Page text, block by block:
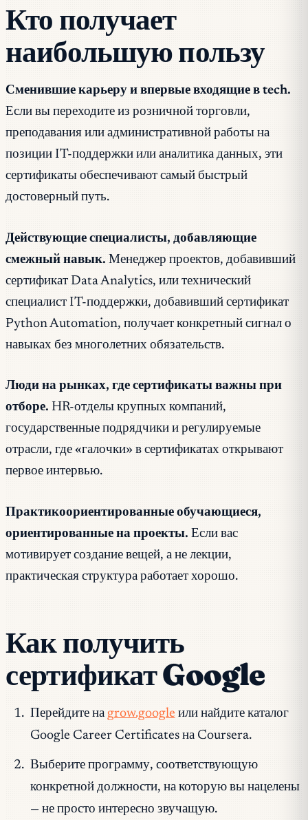
Кто получает
наибольшую пользу
Сменившие карьеру и впервые входящие в tech.
Если вы переходите из розничной торговли,
преподавания или административной работы на
позиции IT-поддержки или аналитика данных, эти
сертификаты обеспечивают самый быстрый
достоверный путь.
Действующие специалисты, добавляющие
смежный навык. Менеджер проектов, добавивший
сертификат Data Analytics, или технический
специалист IT-поддержки, добавивший сертификат
Python Automation, получает конкретный сигнал о
навыках без многолетних обязательств.
Люди на рынках, где сертификаты важны при
отборе. HR-отделы крупных компаний,
государственные подрядчики и регулируемые
отрасли, где «галочки» в сертификатах открывают
первое интервью.
Практикоориентированные обучающиеся,
ориентированные на проекты. Если вас
мотивирует создание вещей, а не лекции,
практическая структура работает хорошо.
Как получить
сертификат Google
Перейдите на grow.google или найдите каталог
Google Career Certificates на Coursera.
Выберите программу, соответствующую
конкретной должности, на которую вы нацелены
— не просто интересно звучащую.